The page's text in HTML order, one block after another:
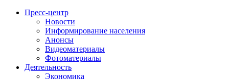
Пресс-центр
Новости
Информирование населения
Анонсы
Видеоматериалы
Фотоматериалы
Деятельность
Экономика